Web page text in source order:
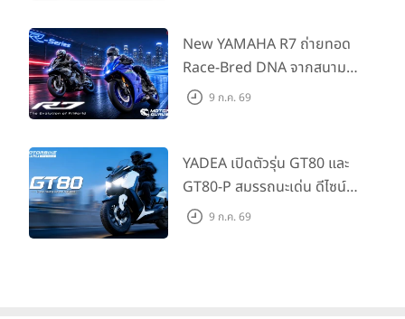
House Flagship Store ทั่ว
ประเทศ
New YAMAHA R7 ถ่ายทอด
Race-Bred DNA จากสนาม
แข่งสู่ซูเปอร์สปอร์ตคลาสกลาง
9 ก.ค. 69
YADEA เปิดตัวรุ่น GT80 และ
GT80-P สมรรถนะเด่น ดีไซน์หรู
ปลอดภัย ราคาเข้าถึงง่าย จด
9 ก.ค. 69